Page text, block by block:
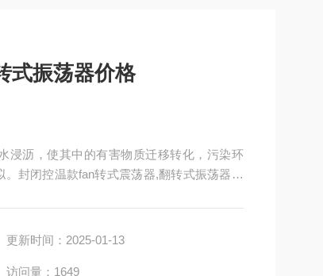
式振荡器价格
浸沥，使其中的有害物质迁移转化，污染环
封闭控温款fan转式震荡器,翻转式振荡器价
更新时间：2025-01-13
访问量：1649